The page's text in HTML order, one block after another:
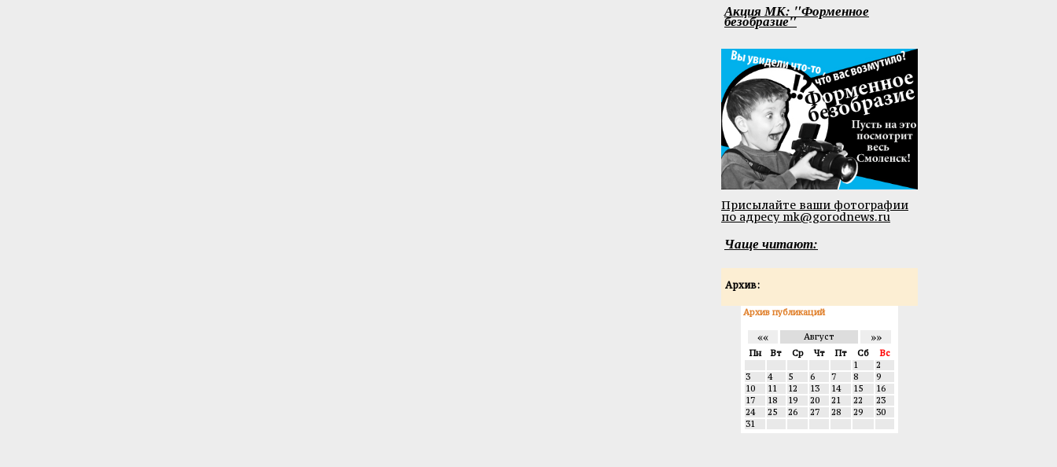
Акция МК: "Форменное
безобразие"
Присылайте ваши фотографии
по адресу mk@gorodnews.ru
Чаще читают:
Архив:
Архив публикаций
«« Август »»
Пн Вт Ср Чт Пт Сб
Вс
1
2
3
4 5 6 7 8
9
10
11 12 13 14 15
16
17
18 19 20 21 22
23
24
25 26 27 28 29
30
31